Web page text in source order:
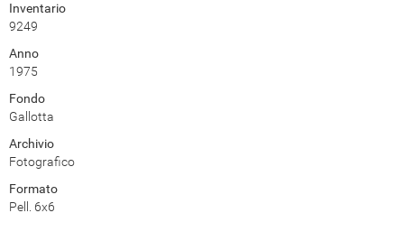
Inventario
9249
Anno
1975
Fondo
Gallotta
Archivio
Fotografico
Formato
Pell. 6x6